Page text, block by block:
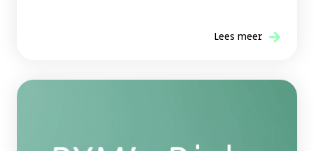
Lees meer